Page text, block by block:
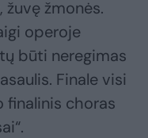
žmonės.
operoje
būti neregimas
Finale visi
finalinis choras